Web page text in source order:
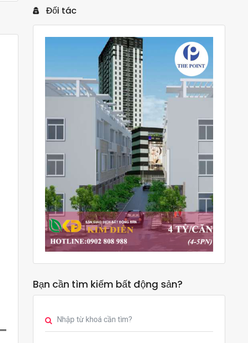
Đối tác
Bạn cần tìm kiếm bất động sản?